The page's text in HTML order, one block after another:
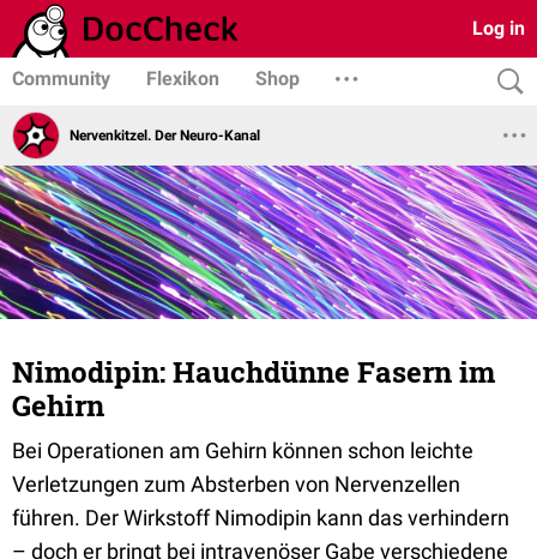
Log in
Community Flexikon Shop
Nervenkitzel. Der Neuro-Kanal
Nimodipin: Hauchdünne Fasern im
Gehirn
Bei Operationen am Gehirn können schon leichte
Verletzungen zum Absterben von Nervenzellen
führen. Der Wirkstoff Nimodipin kann das verhindern
– doch er bringt bei intravenöser Gabe verschiedene